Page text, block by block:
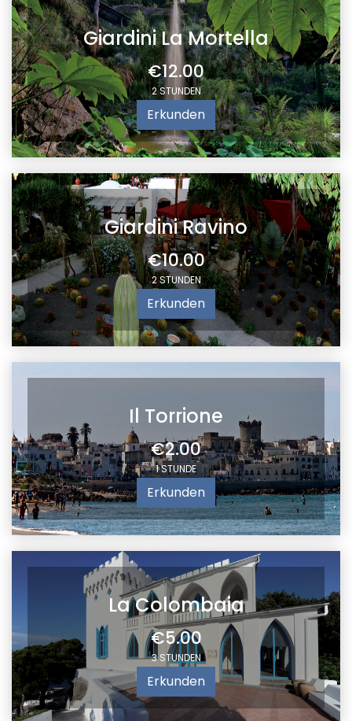
Giardini La Mortella
€12.00
2 STUNDEN
Erkunden
Giardini Ravino
€10.00
2 STUNDEN
Erkunden
Il Torrione
€2.00
1 STUNDE
Erkunden
La Colombaia
€5.00
3 STUNDEN
Erkunden